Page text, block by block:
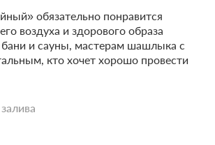
обязательно понравится
воздуха и здорового образа
и сауны, мастерам шашлыка с
кто хочет хорошо провести